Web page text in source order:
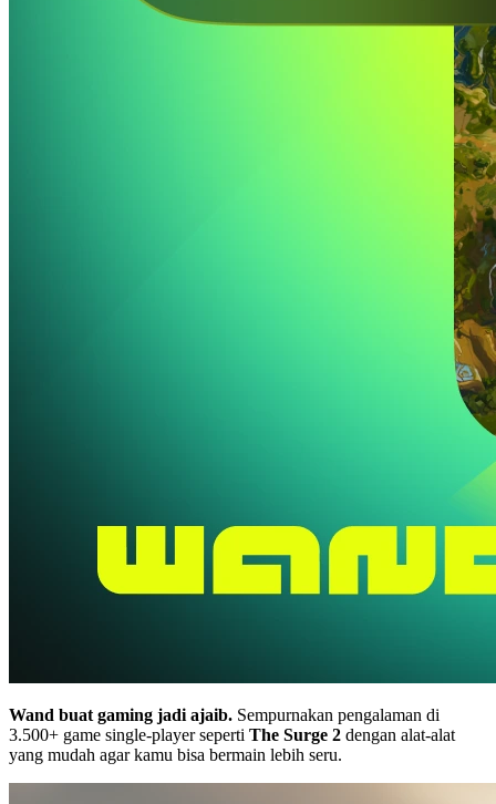
Wand buat gaming jadi ajaib. Sempurnakan pengalaman di
3.500+ game single-player seperti The Surge 2 dengan alat-alat
yang mudah agar kamu bisa bermain lebih seru.